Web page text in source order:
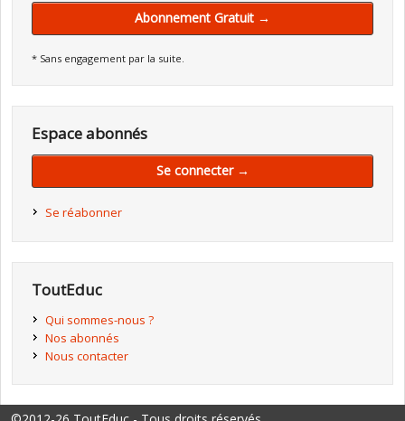
Abonnement Gratuit →
* Sans engagement par la suite.
Espace abonnés
Se connecter →
Se réabonner
ToutEduc
Qui sommes-nous ?
Nos abonnés
Nous contacter